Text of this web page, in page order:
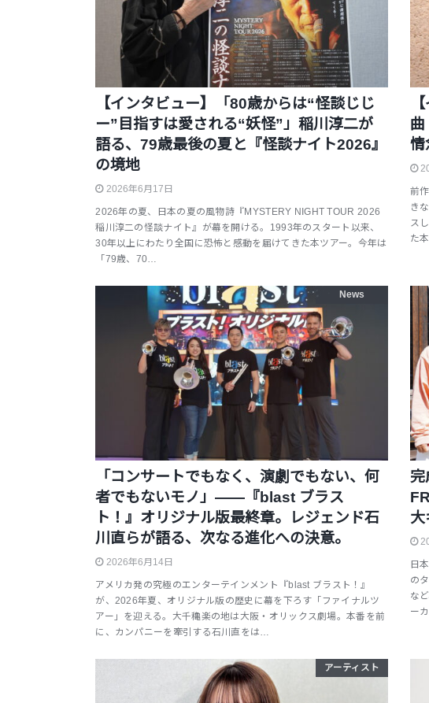
【インタビュー】「80歳からは“怪談じじ
ー”目指すは愛される“妖怪”」稲川淳二が
語る、79歳最後の夏と『怪談ナイト2026』
の境地
2026年6月17日
2026年の夏、日本の夏の風物詩『MYSTERY NIGHT TOUR 2026
稲川淳二の怪談ナイト』が幕を開ける。1993年のスタート以来、
30年以上にわたり全国に恐怖と感動を届けてきた本ツアー。今年は
「79歳、70…
曲
情
前
き
ス
た
News
「コンサートでもなく、演劇でもない、何
者でもないモノ」――『blast ブラス
ト！』オリジナル版最終章。レジェンド石
川直らが語る、次なる進化への決意。
2026年6月14日
アメリカ発の究極のエンターテインメント『blast ブラスト！』
が、2026年夏、オリジナル版の歴史に幕を下ろす「ファイナルツ
アー」を迎える。大千穐楽の地は大阪・オリックス劇場。本番を前
に、カンパニーを牽引する石川直をは…
完
大
日
の
な
ー
アーティスト